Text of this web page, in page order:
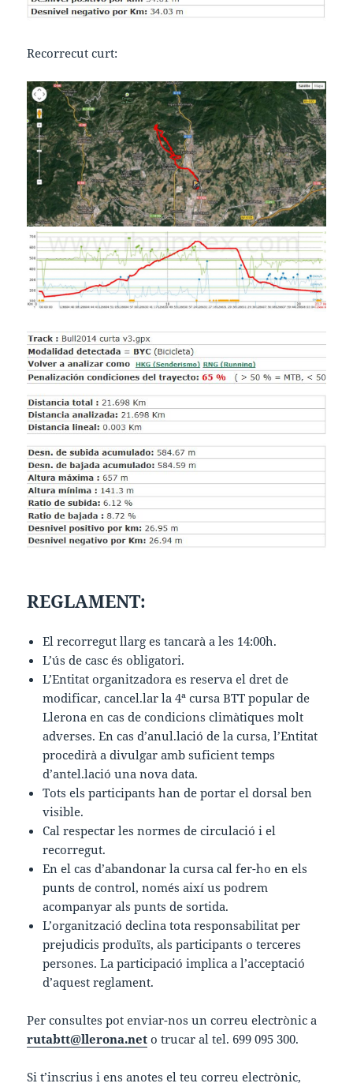
Recorrecut curt:
REGLAMENT:
El recorregut llarg es tancarà a les 14:00h.
L’ús de casc és obligatori.
L’Entitat organitzadora es reserva el dret de
modificar, cancel.lar la 4ª cursa BTT popular de
Llerona en cas de condicions climàtiques molt
adverses. En cas d’anul.lació de la cursa, l’Entitat
procedirà a divulgar amb suficient temps
d’antel.lació una nova data.
Tots els participants han de portar el dorsal ben
visible.
Cal respectar les normes de circulació i el
recorregut.
En el cas d’abandonar la cursa cal fer-ho en els
punts de control, només així us podrem
acompanyar als punts de sortida.
L’organització declina tota responsabilitat per
prejudicis produïts, als participants o terceres
persones. La participació implica a l’acceptació
d’aquest reglament.
Per consultes pot enviar-nos un correu electrònic a
rutabtt@llerona.net o trucar al tel. 699 095 300.
Si t’inscrius i ens anotes el teu correu electrònic,